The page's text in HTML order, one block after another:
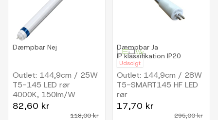
Dæmpbar Nej
Outlet: 144,9cm / 25W
T5-145 LED rør
4000K, 150lm/W
82,60 kr
118,00 kr
Udsolgt
Dæmpbar Ja
IP klassifikation IP20
Outlet: 144,9cm / 28W
T5-SMART145 HF LED
rør
Erstatter 80W HO rør
17,70 kr
295,00 kr